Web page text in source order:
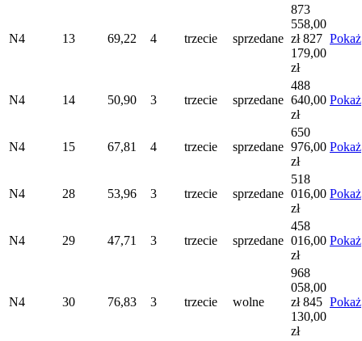
N4 13 69,22 4 trzecie sprzedane
873
558,00
zł827
179,00
zł
Pokaż
N4 14 50,90 3 trzecie sprzedane
488
640,00
zł
Pokaż
N4 15 67,81 4 trzecie sprzedane
650
976,00
zł
Pokaż
N4 28 53,96 3 trzecie sprzedane
518
016,00
zł
Pokaż
N4 29 47,71 3 trzecie sprzedane
458
016,00
zł
Pokaż
N4 30 76,83 3 trzecie wolne
968
058,00
zł845
130,00
zł
Pokaż